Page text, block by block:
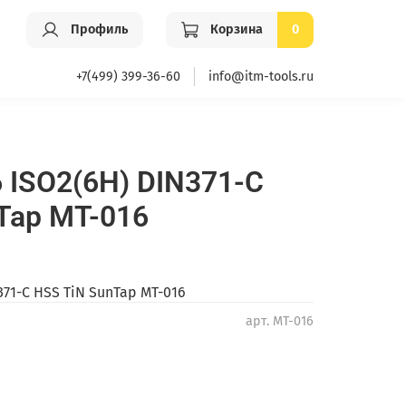
Профиль Корзина 0
+7(499) 399-36-60 info@itm-tools.ru
арт. MT-016
DIN371-C
MT-016
C HSS TiN SunTap MT-016